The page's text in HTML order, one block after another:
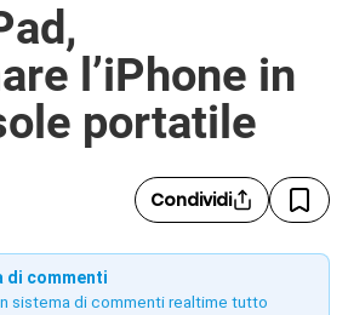
l’iPhone in
portatile
Condividi
di commenti
sistema di commenti realtime tutto